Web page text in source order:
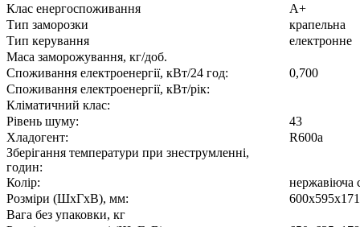
Клас енергоспоживання
A+
Тип заморозки
крапельна
Тип керування
електронне
Маса заморожування, кг/доб.
Споживання електроенергії, кВт/24 год:
0,700
Споживання електроенергії, кВт/рік:
Кліматичний клас:
Рівень шуму:
43
Хладогент:
R600a
Зберігання температури при знеструмленні,
годин:
Колір:
нержавіюча
Розміри (ШхГхВ), мм:
Вага без упаковки, кг